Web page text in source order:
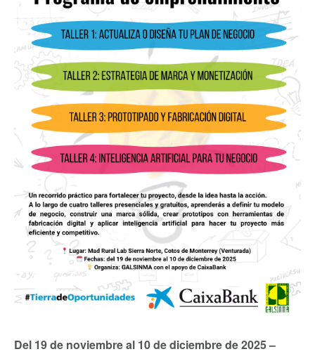
Del 19 de noviembre al 10 de diciembre de 2025 –